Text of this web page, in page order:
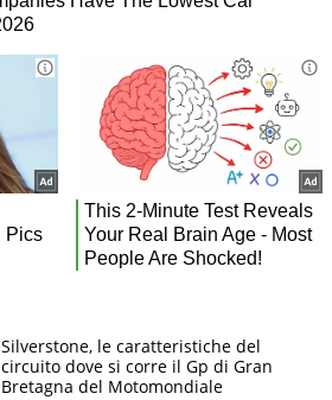
Silverstone, le caratteristiche del
circuito dove si corre il Gp di Gran
Bretagna del Motomondiale